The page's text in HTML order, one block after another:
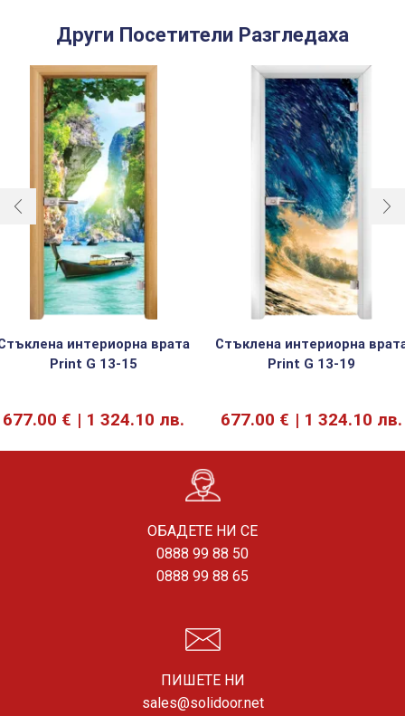
Други Посетители Разгледаха
интериорна врата
Print G 13-15
677.00 € 1 324.10 лв.
Стъклена интериорна
Print G 13-19
677.00 € 1 324.10 лв.
ОБАДЕТЕ НИ СЕ
0888 99 88 50
0888 99 88 65
ПИШЕТЕ НИ
sales@solidoor.net